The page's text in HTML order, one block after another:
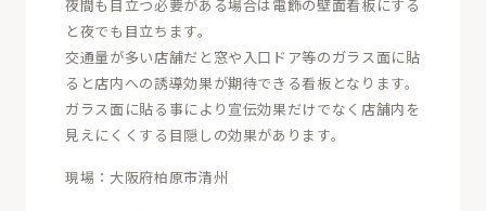
夜間も目立つ必要がある場合は電飾の壁面看板にする
と夜でも目立ちます。
交通量が多い店舗だと窓や入口ドア等のガラス面に貼
ると店内への誘導効果が期待できる看板となります。
ガラス面に貼る事により宣伝効果だけでなく店舗内を
見えにくくする目隠しの効果があります。
現場：大阪府柏原市清州